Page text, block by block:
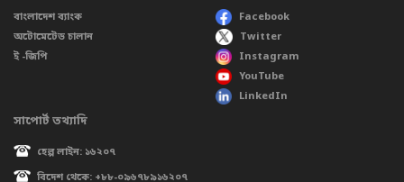
বাংলাদেশ ব্যাংক
অটোমেটেড চালান
ই -জিপি
Facebook
Twitter
Instagram
YouTube
LinkedIn
সাপোর্ট তথ্যাদি
হেল্প লাইন: ১৬২০৭
বিদেশ থেকে: +৮৮-০৯৬৭৮৯১৬২০৭